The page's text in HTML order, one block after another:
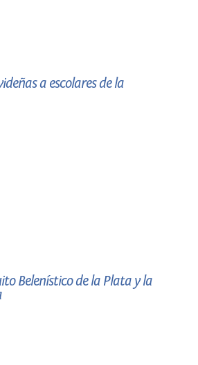
a escolares de la
Belenístico de la Plata y la